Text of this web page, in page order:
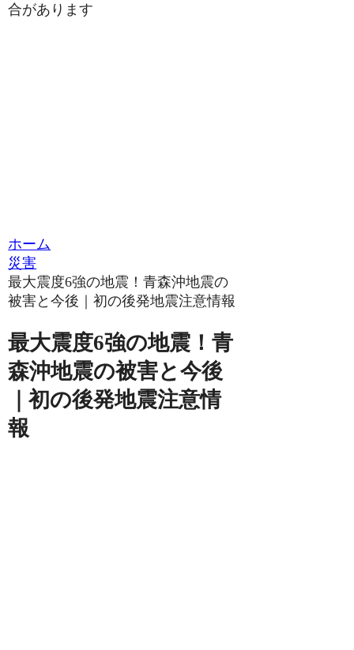
合があります
ホーム
災害
最大震度6強の地震！青森沖地震の
被害と今後｜初の後発地震注意情報
最大震度6強の地震！青
森沖地震の被害と今後
｜初の後発地震注意情
報